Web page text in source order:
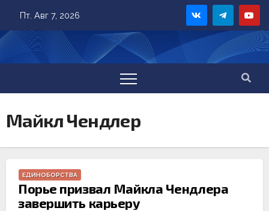
content
Пт. Авг 7, 2026
Майкл Чендлер
ЕДИНОБОРСТВА
Порье призвал Майкла Чендлера
завершить карьеру